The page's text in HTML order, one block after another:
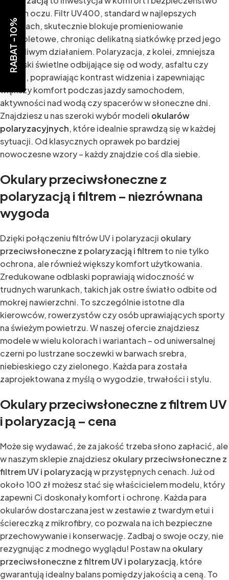
Twoich oczu. Filtr UV400, standard w najlepszych
modelach, skutecznie blokuje promieniowanie
ultrafioletowe, chroniąc delikatną siatkówkę przed jego
szkodliwym działaniem. Polaryzacja, z kolei, zmniejsza
odblaski świetlne odbijające się od wody, asfaltu czy
śniegu, poprawiając kontrast widzenia i zapewniając
większy komfort podczas jazdy samochodem,
aktywności nad wodą czy spacerów w słoneczne dni.
Znajdziesz u nas szeroki wybór modeli okularów
polaryzacyjnych, które idealnie sprawdzą się w każdej
sytuacji. Od klasycznych oprawek po bardziej
nowoczesne wzory – każdy znajdzie coś dla siebie.
Okulary przeciwsłoneczne z
polaryzacją i filtrem – niezrównana
wygoda
Dzięki połączeniu filtrów UV i polaryzacji okulary
przeciwsłoneczne z polaryzacją i filtrem to nie tylko
ochrona, ale również większy komfort użytkowania.
Zredukowane odblaski poprawiają widoczność w
trudnych warunkach, takich jak ostre światło odbite od
mokrej nawierzchni. To szczególnie istotne dla
kierowców, rowerzystów czy osób uprawiających sporty
na świeżym powietrzu. W naszej ofercie znajdziesz
modele w wielu kolorach i wariantach – od uniwersalnej
czerni po lustrzane soczewki w barwach srebra,
niebieskiego czy zielonego. Każda para została
zaprojektowana z myślą o wygodzie, trwałości i stylu.
Okulary przeciwsłoneczne z filtrem UV
i polaryzacją – cena
Może się wydawać, że za jakość trzeba słono zapłacić, ale
w naszym sklepie znajdziesz okulary przeciwsłoneczne z
filtrem UV i polaryzacjąw przystępnych cenach. Już od
około 100 zł możesz stać się właścicielem modelu, który
zapewni Ci doskonały komfort i ochronę. Każda para
okularów dostarczana jest w zestawie z twardym etui i
ściereczką z mikrofibry, co pozwala na ich bezpieczne
przechowywanie i konserwację. Zadbaj o swoje oczy, nie
rezygnując z modnego wyglądu! Postaw na okulary
przeciwsłoneczne z filtrem UV i polaryzacją, które
gwarantują idealny balans pomiędzy jakością a ceną. To
RABAT -10%